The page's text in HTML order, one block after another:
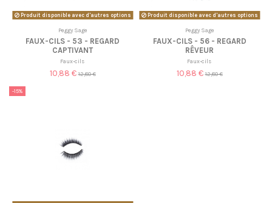
Produit disponible avec d'autres options
Peggy Sage
FAUX-CILS - 53 - REGARD
CAPTIVANT
Faux-cils
10,88 € 12,80 €
Produit disponible avec d'autres options
Peggy Sage
FAUX-CILS - 56 - REGARD
RÊVEUR
Faux-cils
10,88 € 12,80 €
-15%